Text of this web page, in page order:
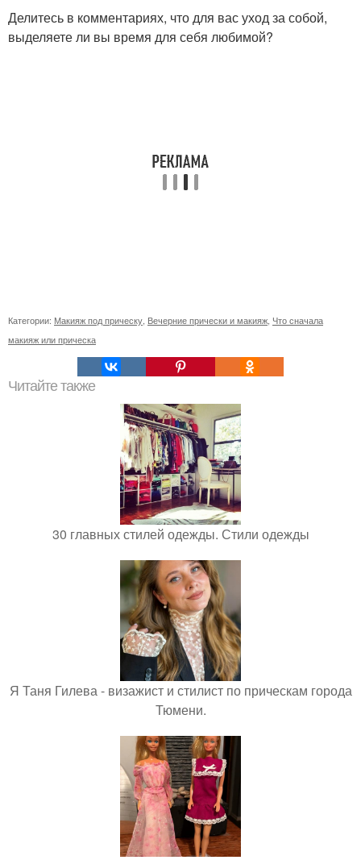
Делитесь в комментариях, что для вас уход за собой,
выделяете ли вы время для себя любимой?
Категории: Макияж под прическу Вечерние прически и макияж Что сначала
макияж или прическа
Читайте также
30 главных стилей одежды. Стили одежды
Я Таня Гилева - визажист и стилист по прическам города
Тюмени.